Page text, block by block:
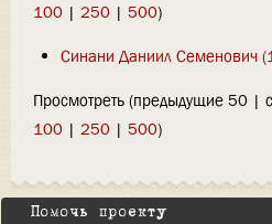
100 | 250 | 500)
Синани Даниил Семенович
Просмотреть (предыдущие 50 |
100 | 250 | 500)
Помочь проекту